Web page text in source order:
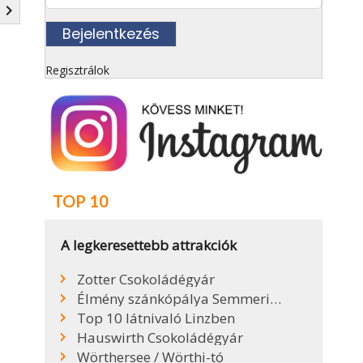
navigate_next
Regisztrálok
TOP 10
A legkeresettebb attrakciók
Zotter Csokoládégyár
Élmény szánkópálya Semmeringen
Top 10 látnivaló Linzben
Hauswirth Csokoládégyár
Wörthersee / Wörthi-tó